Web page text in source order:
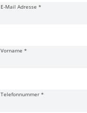
E-Mail Adresse *
Vorname *
Telefonnummer *